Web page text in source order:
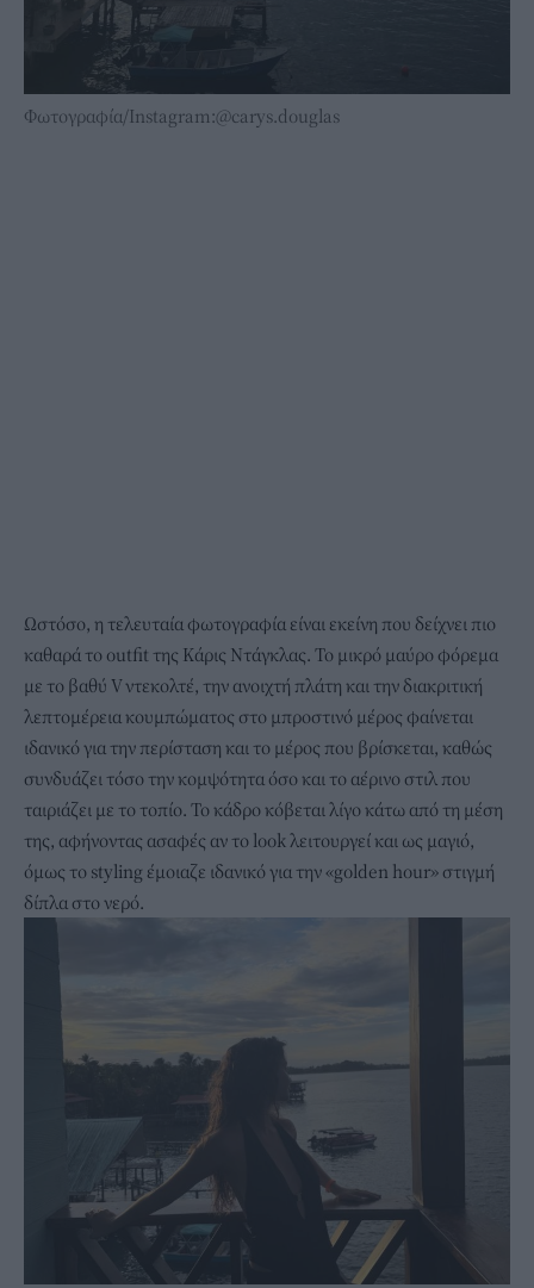
Φωτογραφία/Instagram:@carys.douglas
Ωστόσο, η τελευταία φωτογραφία είναι εκείνη που δείχνει πιο
καθαρά το outfit της Κάρις Ντάγκλας. Το μικρό μαύρο φόρεμα
με το βαθύ V ντεκολτέ, την ανοιχτή πλάτη και την διακριτική
λεπτομέρεια κουμπώματος στο μπροστινό μέρος φαίνεται
ιδανικό για την περίσταση και το μέρος που βρίσκεται, καθώς
συνδυάζει τόσο την κομψότητα όσο και το αέρινο στιλ που
ταιριάζει με το τοπίο. Το κάδρο κόβεται λίγο κάτω από τη μέση
της, αφήνοντας ασαφές αν το look λειτουργεί και ως μαγιό,
όμως το styling έμοιαζε ιδανικό για την «golden hour» στιγμή
δίπλα στο νερό.